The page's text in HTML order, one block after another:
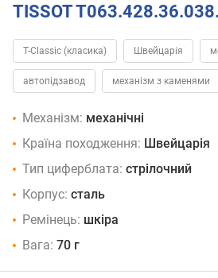
TISSOT
T-Classic (класика) Швейцарія
автопідзавод механізм з каменями
Механізм: механічні
Країна походження: Швейцарія
Тип циферблата: стрілочний
Корпус: сталь
Ремінець: шкіра
Вага: 70 г